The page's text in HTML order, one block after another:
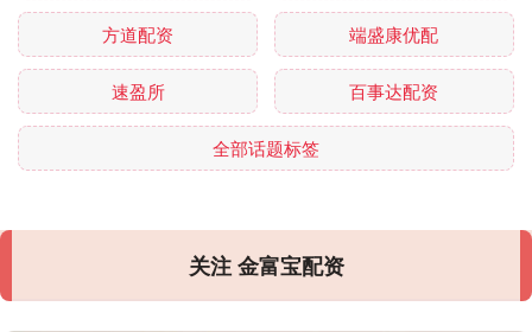
方道配资 端盛康优配
速盈所 百事达配资
全部话题标签
关注 金富宝配资